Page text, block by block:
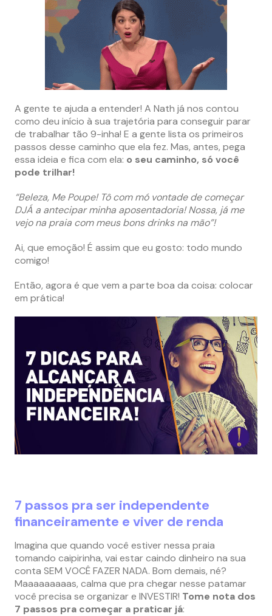
A gente te ajuda a entender! A Nath já nos contou
como deu início à sua trajetória para conseguir parar
de trabalhar tão 9-inha! E a gente lista os primeiros
passos desse caminho que ela fez. Mas, antes, pega
essa ideia e fica com ela: o seu caminho, só você
pode trilhar!
“Beleza, Me Poupe! Tô com mó vontade de começar
DJÁ a antecipar minha aposentadoria! Nossa, já me
vejo na praia com meus bons drinks na mão”!
Ai, que emoção! É assim que eu gosto: todo mundo
comigo!
Então, agora é que vem a parte boa da coisa: colocar
em prática!
7 passos pra ser independente
financeiramente e viver de renda
Imagina que quando você estiver nessa praia
tomando caipirinha, vai estar caindo dinheiro na sua
conta SEM VOCÊ FAZER NADA. Bom demais, né?
Maaaaaaaaas, calma que pra chegar nesse patamar
você precisa se organizar e INVESTIR! Tome nota dos
7 passos pra começar a praticar já: